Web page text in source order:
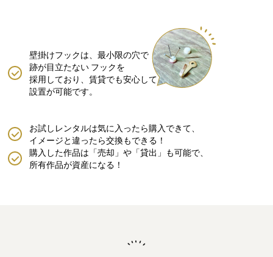
壁掛けフックは、最小限の穴で
跡が目立たない フックを
採用しており、賃貸でも安心して
設置が可能です。
購入した作品は「売却」や「貸出」も可能で、
所有作品が資産になる！
お試しレンタルは気に入ったら購入できて、
イメージと違ったら交換もできる！